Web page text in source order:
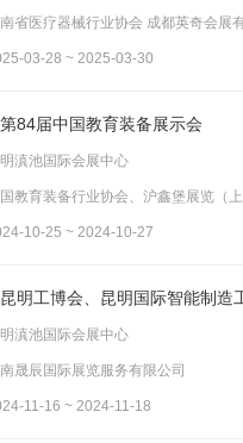
省医疗器械行业协会 成都英奇会展
03-28 ~ 2025-03-30
84届中国教育装备展示会
滇池国际会展中心
教育装备行业协会、沪鑫堡展览（
10-25 ~ 2024-10-27
明工博会、昆明国际智能制造
滇池国际会展中心
晟辰国际展览服务有限公司
11-16 ~ 2024-11-18